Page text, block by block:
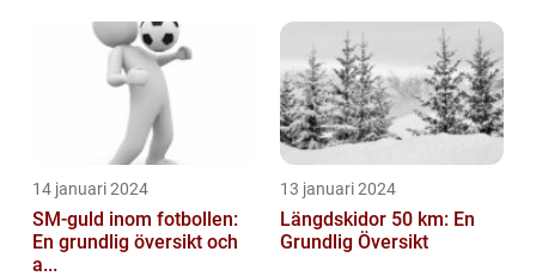
14 januari 2024
SM-guld inom fotbollen:
En grundlig översikt och
a...
13 januari 2024
Längdskidor 50 km: En
Grundlig Översikt